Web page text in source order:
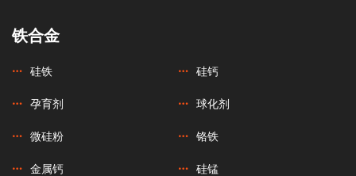
铁合金
硅铁 硅钙
孕育剂 球化剂
微硅粉 铬铁
金属钙 硅锰